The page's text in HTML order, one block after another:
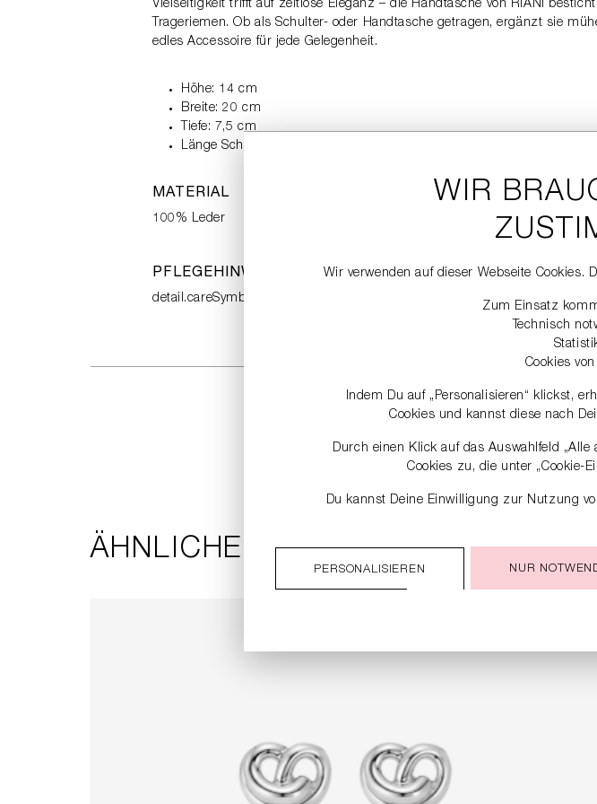
Vielseitigkeit trifft auf zeitlose Eleganz – die Handtasche von RIANI
Trageriemen. Ob als Schulter- oder Handtasche getragen, ergänzt sie
edles Accessoire für jede Gelegenheit.
Höhe: 14 cm
Breite: 20 cm
Tiefe: 7,5 cm
Länge Schulterriemen: 106 cm
MATERIAL
100% Leder
PFLEGEHINWEIS
detail.careSymbols.
ÄHNLICHE PRODUKTE
WIR
Wir verwenden auf dieser Webseite Cookies.
Zum Einsatz
Technisch
Cookies
Indem Du auf „Personalisieren“ klickst,
Cookies und kannst diese nach
Durch einen Klick auf das Auswahlfeld
Cookies zu, die unter „Cookie-
Du kannst Deine Einwilligung zur Nutzung
PERSONALISIEREN NUR